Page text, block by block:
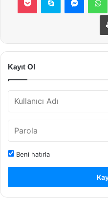
Kayıt Ol
Beni hatırla